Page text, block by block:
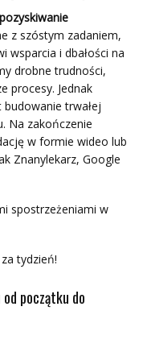
pozyskiwanie
z szóstym zadaniem,
wsparcia i dbałości na
drobne trudności,
procesy. Jednak
trwałej
Na zakończenie
w formie wideo lub
Znanylekarz, Google
spostrzeżeniami w
tydzień!
początku do